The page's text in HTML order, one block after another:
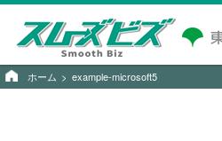
ホーム example-microsoft5